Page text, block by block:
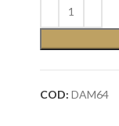
COD: DAM64